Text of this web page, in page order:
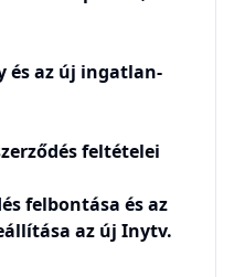
és az új ingatlan-
feltételei
felbontása és az
az új Inytv.